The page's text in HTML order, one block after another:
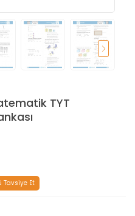
TYT
Tavsiye Et